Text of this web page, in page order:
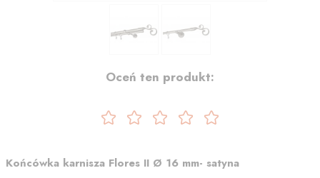
Oceń ten produkt:
Końcówka karnisza Flores II Ø 16 mm- satyna